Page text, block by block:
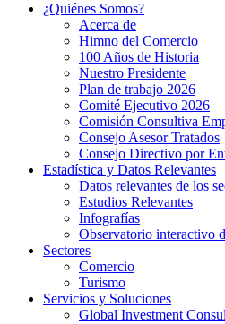
¿Quiénes Somos?
Acerca de
Himno del Comercio
100 Años de Historia
Nuestro Presidente
Plan de trabajo 2026
Comité Ejecutivo 2026
Comisión Consultiva
Consejo Asesor Tratados
Consejo Directivo por
Estadística y Datos Relevantes
Datos relevantes de los
Estudios Relevantes
Infografías
Observatorio interactivo
Sectores
Comercio
Turismo
Servicios y Soluciones
Global Investment